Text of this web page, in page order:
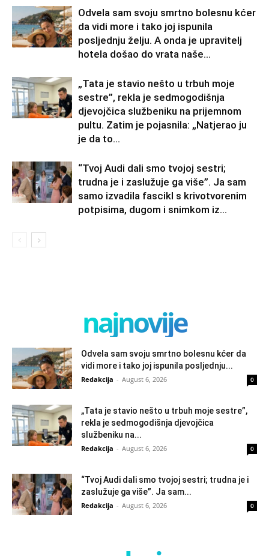
Odvela sam svoju smrtno bolesnu kćer
da vidi more i tako joj ispunila
posljednju želju. A onda je upravitelj
hotela došao do vrata naše...
„Tata je stavio nešto u trbuh moje
sestre”, rekla je sedmogodišnja
djevojčica službeniku na prijemnom
pultu. Zatim je pojasnila: „Natjerao ju
je da to...
“Tvoj Audi dali smo tvojoj sestri;
trudna je i zaslužuje ga više”. Ja sam
samo izvadila fascikl s krivotvorenim
potpisima, dugom i snimkom iz...
najnovije
Odvela sam svoju smrtno bolesnu kćer da
vidi more i tako joj ispunila posljednju...
Redakcija - August 6, 2026 0
„Tata je stavio nešto u trbuh moje sestre”,
rekla je sedmogodišnja djevojčica
službeniku na...
Redakcija - August 6, 2026 0
“Tvoj Audi dali smo tvojoj sestri; trudna je i
zaslužuje ga više”. Ja sam...
Redakcija - August 6, 2026 0